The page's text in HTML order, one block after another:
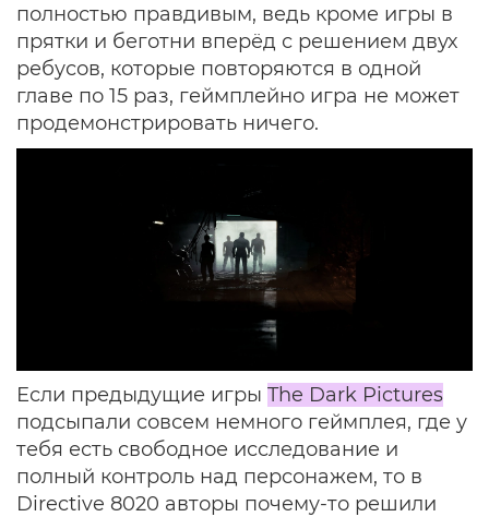
полностью правдивым, ведь кроме игры в
прятки и беготни вперёд с решением двух
ребусов, которые повторяются в одной
главе по 15 раз, геймплейно игра не может
продемонстрировать ничего.
Если предыдущие игры The Dark Pictures
подсыпали совсем немного геймплея, где у
тебя есть свободное исследование и
полный контроль над персонажем, то в
Directive 8020 авторы почему-то решили